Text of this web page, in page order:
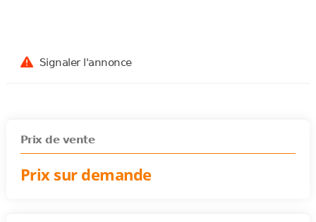
Signaler l'annonce
Prix de vente
Prix sur demande